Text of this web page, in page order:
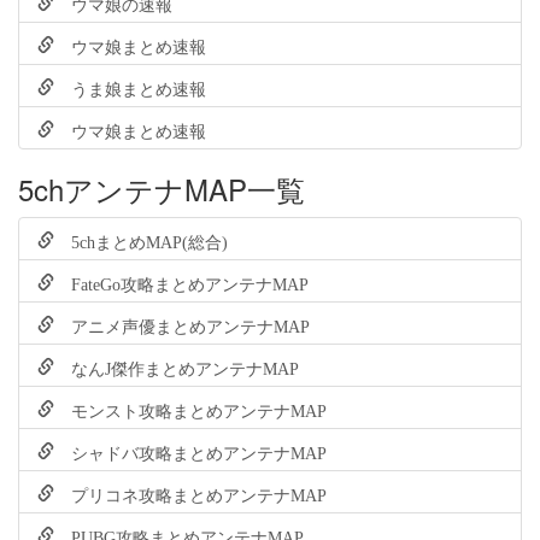
ウマ娘まとめ速報
うま娘まとめ速報
ウマ娘まとめ速報
5chアンテナMAP一覧
5chまとめMAP(総合)
FateGo攻略まとめアンテナMAP
アニメ声優まとめアンテナMAP
なんJ傑作まとめアンテナMAP
モンスト攻略まとめアンテナMAP
シャドバ攻略まとめアンテナMAP
プリコネ攻略まとめアンテナMAP
PUBG攻略まとめアンテナMAP